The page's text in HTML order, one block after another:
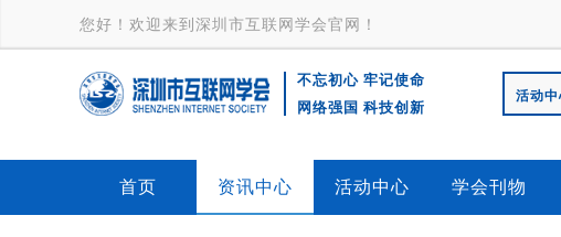
您好！欢迎来到深圳市互联网学会官网！
深
圳市互联
网学会
不忘初心 牢记使命
网络强国 科技创新
活动中
首页 资讯中心 活动中心 学会刊物